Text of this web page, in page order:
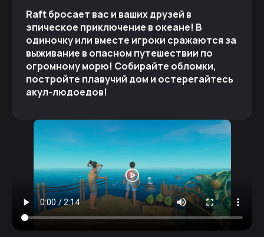
Raft бросает вас и ваших друзей в
эпическое приключение в океане! В
одиночку или вместе игроки сражаются за
выживание в опасном путешествии по
огромному морю! Собирайте обломки,
постройте плавучий дом и остерегайтесь
акул-людоедов!